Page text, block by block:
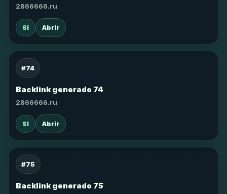
2866666.ru
SI Abrir
#74
Backlink generado 74
2866666.ru
SI Abrir
#75
Backlink generado 75